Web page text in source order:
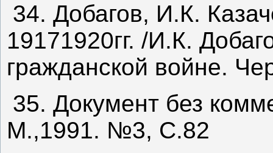
34. Добагов, И.К.
19171920гг. /И.К.
гражданской войне.
35. Документ без
М.,1991. №3, С.82